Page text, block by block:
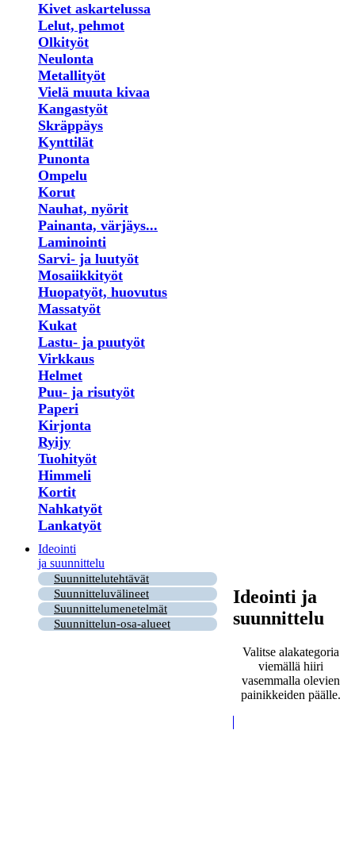
Kivet askartelussa
Lelut, pehmot
Olkityöt
Neulonta
Metallityöt
Vielä muuta kivaa
Kangastyöt
Skräppäys
Kynttilät
Punonta
Ompelu
Korut
Nauhat, nyörit
Painanta, värjäys...
Laminointi
Sarvi- ja luutyöt
Mosaiikkityöt
Huopatyöt, huovutus
Massatyöt
Kukat
Lastu- ja puutyöt
Virkkaus
Helmet
Puu- ja risutyöt
Paperi
Kirjonta
Ryijy
Tuohityöt
Himmeli
Kortit
Nahkatyöt
Lankatyöt
Ideointi
ja suunnittelu
Suunnittelutehtävät
Suunnitteluvälineet
Suunnittelumenetelmät
Suunnittelun-osa-alueet
Ideointi ja
suunnittelu
Valitse alakategoria
viemällä hiiri
vasemmalla olevien
painikkeiden päälle.